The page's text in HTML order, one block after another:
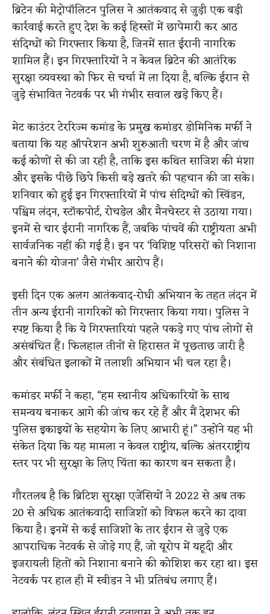
ब्रिटेन की मेट्रोपॉलिटन पुलिस ने आतंकवाद से जुड़ी एक बड़ी
कार्रवाई करते हुए देश के कई हिस्सों में छापेमारी कर आठ
संदिग्धों को गिरफ्तार किया है, जिनमें सात ईरानी नागरिक
शामिल हैं। इन गिरफ्तारियों ने न केवल ब्रिटेन की आतंरिक
सुरक्षा व्यवस्था को फिर से चर्चा में ला दिया है, बल्कि ईरान से
जुड़े संभावित नेटवर्क पर भी गंभीर सवाल खड़े किए हैं।
मेट काउंटर टेररिज्म कमांड के प्रमुख कमांडर डोमिनिक मर्फी ने
बताया कि यह ऑपरेशन अभी शुरुआती चरण में है और जांच
कई कोणों से की जा रही है, ताकि इस कथित साजिश की मंशा
और इसके पीछे छिपे किसी बड़े खतरे की पहचान की जा सके।
शनिवार को हुई इन गिरफ्तारियों में पांच संदिग्धों को स्विंडन,
पश्चिम लंदन, स्टॉकपोर्ट, रोचडेल और मैनचेस्टर से उठाया गया।
इनमें से चार ईरानी नागरिक हैं, जबकि पांचवें की राष्ट्रीयता अभी
सार्वजनिक नहीं की गई है। इन पर ‘विशिष्ट परिसरों को निशाना
बनाने की योजना’ जैसे गंभीर आरोप हैं।
इसी दिन एक अलग आतंकवाद-रोधी अभियान के तहत लंदन में
तीन अन्य ईरानी नागरिकों को गिरफ्तार किया गया। पुलिस ने
स्पष्ट किया है कि ये गिरफ्तारियां पहले पकड़े गए पांच लोगों से
असंबंधित हैं। फिलहाल तीनों से हिरासत में पूछताछ जारी है
और संबंधित इलाकों में तलाशी अभियान भी चल रहा है।
कमांडर मर्फी ने कहा, “हम स्थानीय अधिकारियों के साथ
समन्वय बनाकर आगे की जांच कर रहे हैं और मैं देशभर की
पुलिस इकाइयों के सहयोग के लिए आभारी हूं।” उन्होंने यह भी
संकेत दिया कि यह मामला न केवल राष्ट्रीय, बल्कि अंतरराष्ट्रीय
स्तर पर भी सुरक्षा के लिए चिंता का कारण बन सकता है।
गौरतलब है कि ब्रिटिश सुरक्षा एजेंसियों ने 2022 से अब तक
20 से अधिक आतंकवादी साजिशों को विफल करने का दावा
किया है। इनमें से कई साजिशों के तार ईरान से जुड़े एक
आपराधिक नेटवर्क से जोड़े गए हैं, जो यूरोप में यहूदी और
इजरायली हितों को निशाना बनाने की कोशिश कर रहा था। इस
नेटवर्क पर हाल ही में स्वीडन ने भी प्रतिबंध लगाए हैं।